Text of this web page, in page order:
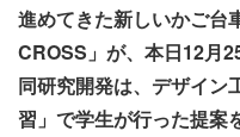
進めてきた新しいかご
CROSS」が、本日12月
同研究開発は、デザイン
習」で学生が行った提案